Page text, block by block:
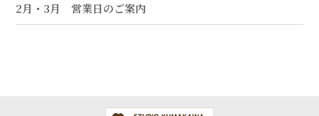
2月・3月 営業日のご案内